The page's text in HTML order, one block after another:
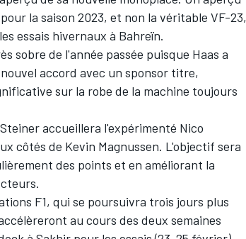
la saison 2023, et non la véritable VF-23,
essais hivernaux à Bahreïn.
sobre de l'année passée puisque Haas a
accord avec un sponsor titre,
sur la robe de la machine toujours
accueillera l'expérimenté Nico
côtés de Kevin Magnussen. L'objectif sera
des points et en améliorant la
F1, qui se poursuivra trois jours plus
au cours des deux semaines